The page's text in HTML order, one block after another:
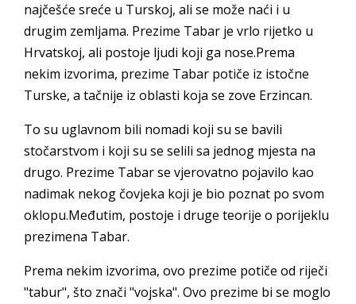
najčešće sreće u Turskoj, ali se može naći i u
drugim zemljama. Prezime Tabar je vrlo rijetko u
Hrvatskoj, ali postoje ljudi koji ga nose.Prema
nekim izvorima, prezime Tabar potiče iz istočne
Turske, a tačnije iz oblasti koja se zove Erzincan.
To su uglavnom bili nomadi koji su se bavili
stočarstvom i koji su se selili sa jednog mjesta na
drugo. Prezime Tabar se vjerovatno pojavilo kao
nadimak nekog čovjeka koji je bio poznat po svom
oklopu.Međutim, postoje i druge teorije o porijeklu
prezimena Tabar.
Prema nekim izvorima, ovo prezime potiče od riječi
"tabur", što znači "vojska". Ovo prezime bi se moglo